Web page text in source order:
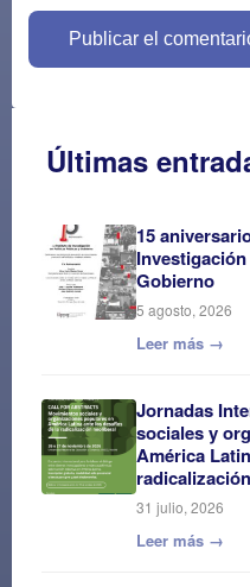
Últimas
15
Gobierno
5 agosto, 2026
Leer más →
Jornadas
sociales y
América
31 julio, 2026
Leer más →